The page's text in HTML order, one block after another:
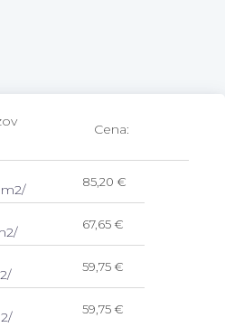
Cena:
85,20 €
67,65 €
59,75 €
59,75 €